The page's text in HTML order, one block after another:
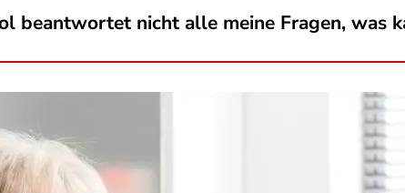
beantwortet nicht alle meine Fragen, was